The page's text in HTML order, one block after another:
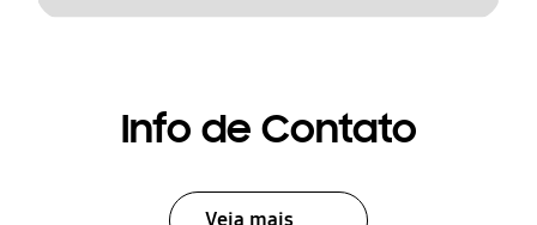
Info de Contato
Veja mais